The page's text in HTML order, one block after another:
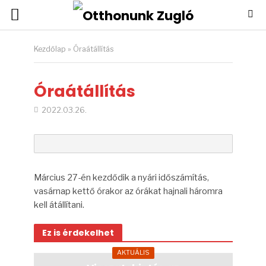
Kezdőlap » Óraátállítás
Óraátállítás
2022.03.26.
Március 27-én kezdődik a nyári időszámítás,
vasárnap kettő órakor az órákat hajnali háromra
kell átállítani.
Ez is érdekelhet
AKTUÁLIS